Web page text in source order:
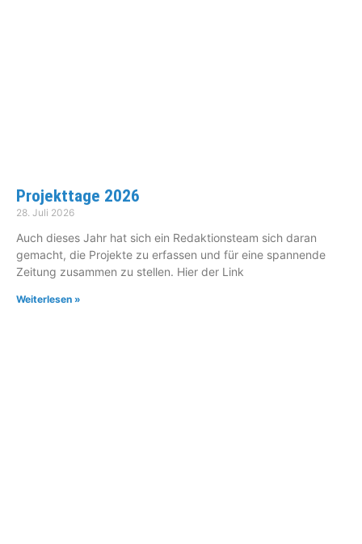
Projekttage 2026
28. Juli 2026
Auch dieses Jahr hat sich ein Redaktionsteam sich daran
gemacht, die Projekte zu erfassen und für eine spannende
Zeitung zusammen zu stellen. Hier der Link
Weiterlesen »